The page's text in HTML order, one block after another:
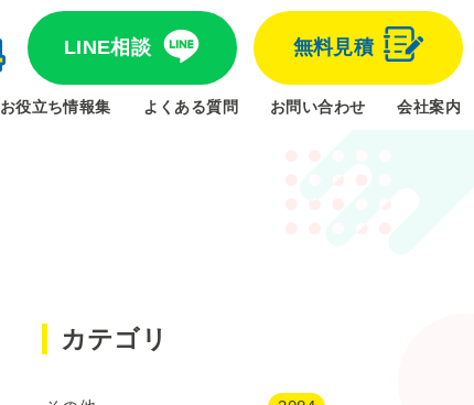
LINE相談 無料見積
お役立ち情報集 よくある質問 お問い合わせ 会社案内
カテゴリ